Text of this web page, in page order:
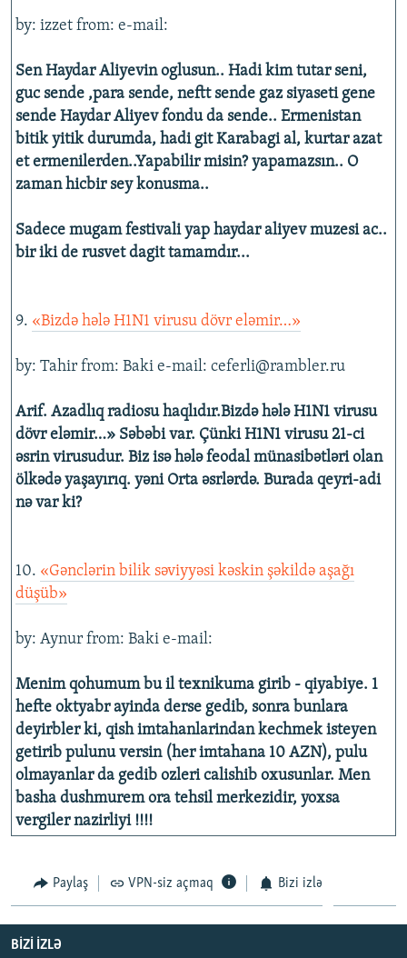
by: izzet from: e-mail:
Sen Haydar Aliyevin oglusun.. Hadi kim tutar seni,
guc sende ,para sende, neftt sende gaz siyaseti gene
sende Haydar Aliyev fondu da sende.. Ermenistan
bitik yitik durumda, hadi git Karabagi al, kurtar azat
et ermenilerden..Yapabilir misin? yapamazsın.. O
zaman hicbir sey konusma..
Sadece mugam festivali yap haydar aliyev muzesi ac..
bir iki de rusvet dagit tamamdır...
9. «Bizdə hələ H1N1 virusu dövr eləmir…»
by: Tahir from: Baki e-mail: ceferli@rambler.ru
Arif. Azadlıq radiosu haqlıdır.Bizdə hələ H1N1 virusu
dövr eləmir…» Səbəbi var. Çünki H1N1 virusu 21-ci
əsrin virusudur. Biz isə hələ feodal münasibətləri olan
ölkədə yaşayırıq. yəni Orta əsrlərdə. Burada qeyri-adi
nə var ki?
10. «Gənclərin bilik səviyyəsi kəskin şəkildə aşağı
düşüb»
by: Aynur from: Baki e-mail:
Menim qohumum bu il texnikuma girib - qiyabiye. 1
hefte oktyabr ayinda derse gedib, sonra bunlara
deyirbler ki, qish imtahanlarindan kechmek isteyen
getirib pulunu versin (her imtahana 10 AZN), pulu
olmayanlar da gedib ozleri calishib oxusunlar. Men
basha dushmurem ora tehsil merkezidir, yoxsa
vergiler nazirliyi !!!!
Paylaş VPN-siz açmaq Bizi izlə
BIZI IZLƏ